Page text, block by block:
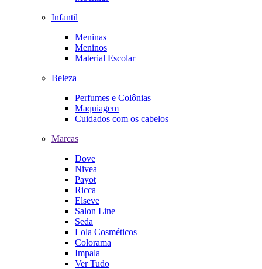
Infantil
Meninas
Meninos
Material Escolar
Beleza
Perfumes e Colônias
Maquiagem
Cuidados com os cabelos
Marcas
Dove
Nivea
Payot
Ricca
Elseve
Salon Line
Seda
Lola Cosméticos
Colorama
Impala
Ver Tudo